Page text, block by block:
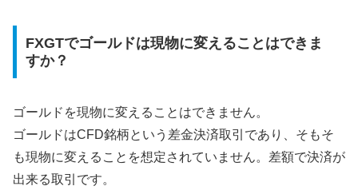
FXGTでゴールドは現物に変えることはできま
すか？
ゴールドを現物に変えることはできません。
ゴールドはCFD銘柄という差金決済取引であり、そもそ
も現物に変えることを想定されていません。差額で決済が
出来る取引です。